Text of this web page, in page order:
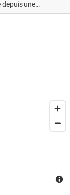
depuis une
offerts par
gratuit,